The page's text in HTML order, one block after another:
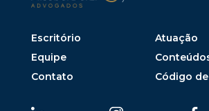
Escritório
Atuação
Equipe
Contato
Código